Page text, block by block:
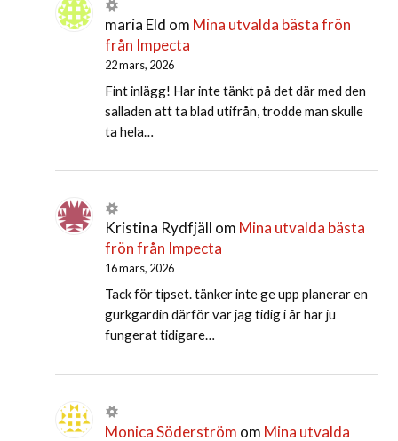
maria Eld om Mina utvalda bästa frön
från Impecta
22 mars, 2026
Fint inlägg! Har inte tänkt på det där med den
salladen att ta blad utifrån, trodde man skulle
ta hela…
Kristina Rydfjäll om Mina utvalda bästa
frön från Impecta
16 mars, 2026
Tack för tipset. tänker inte ge upp planerar en
gurkgardin därför var jag tidig i år har ju
fungerat tidigare…
Monica Söderström om Mina utvalda